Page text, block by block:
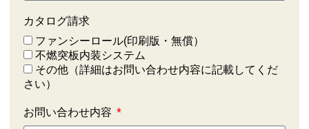
カタログ請求
ファンシーロール(印刷版・無償）
不燃突板内装システム
その他（詳細はお問い合わせ内容に記載してくだ
さい）
お問い合わせ内容